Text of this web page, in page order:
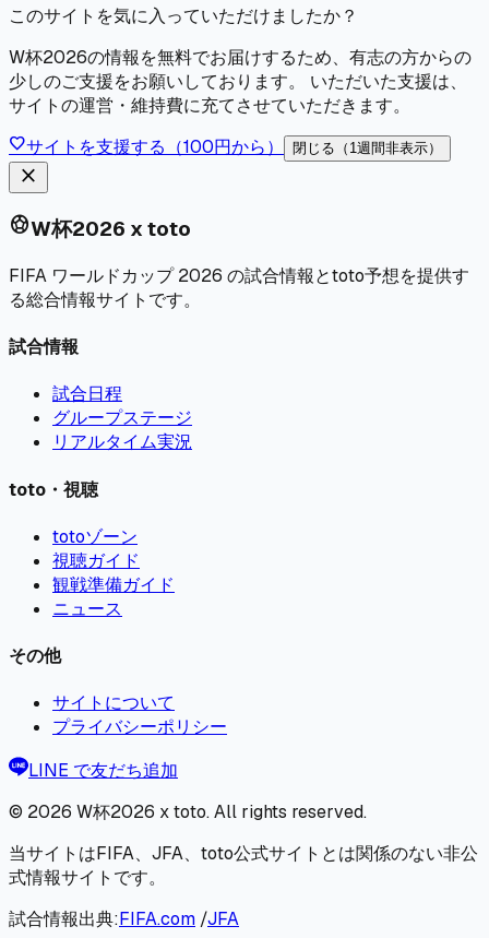
このサイトを気に入っていただけましたか？
W杯2026の情報を無料でお届けするため、有志の方からの
少しのご支援をお願いしております。 いただいた支援は、
サイトの運営・維持費に充てさせていただきます。
favoriteサイトを支援する（100円から） 閉じる（1週間非表示）
close
sports_soccerW杯2026 x toto
FIFA ワールドカップ 2026 の試合情報とtoto予想を提供す
る総合情報サイトです。
試合情報
試合日程
グループステージ
リアルタイム実況
toto・視聴
totoゾーン
視聴ガイド
観戦準備ガイド
ニュース
その他
サイトについて
プライバシーポリシー
LINE で友だち追加
© 2026 W杯2026 x toto. All rights reserved.
当サイトはFIFA、JFA、toto公式サイトとは関係のない非公
式情報サイトです。
試合情報出典:FIFA.com /JFA